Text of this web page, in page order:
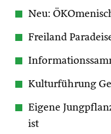
Neu:
Freiland
Kulturführung
Eigene
ist